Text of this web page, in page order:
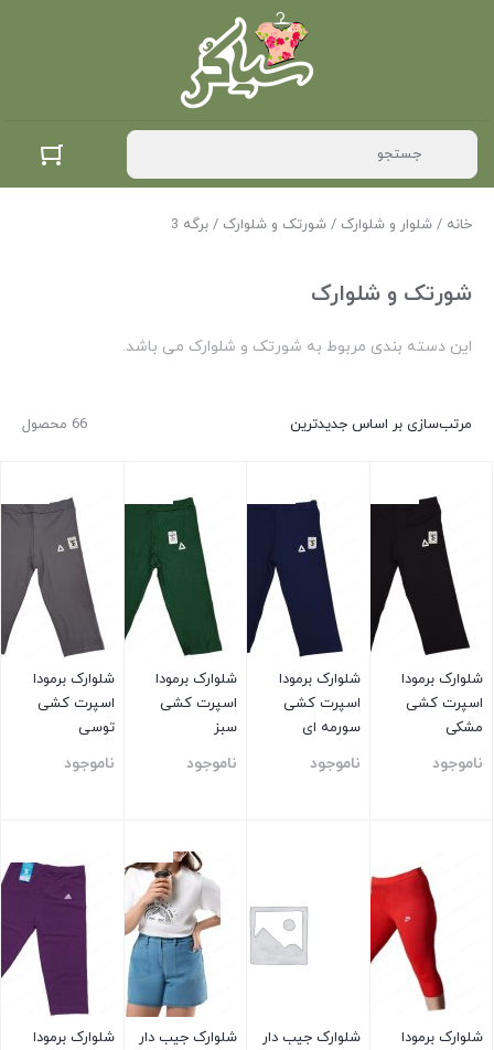
خانه / شلوار و شلوارک / شورتک و شلوارک / برگه 3
شورتک و شلوارک
این دسته بندی مربوط به شورتک و شلوارک می باشد.
66 محصول مرتب‌سازی بر اساس جدیدترین
شلوارک برمودا
اسپرت کشی
مشکی
ناموجود
شلوارک برمودا
اسپرت کشی
سورمه ای
ناموجود
شلوارک برمودا
اسپرت کشی
سبز
ناموجود
شلوارک برمودا
اسپرت کشی
توسی
ناموجود
شلوارک برمودا
شلوارک جیب دار
شلوارک جیب دار
شلوارک برمودا